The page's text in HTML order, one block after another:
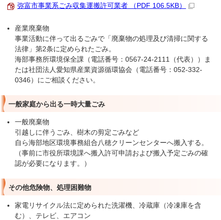
弥富市事業系ごみ収集運搬許可業者 （PDF 106.5KB）
産業廃棄物
事業活動に伴って出るごみで「廃棄物の処理及び清掃に関する
法律」第2条に定められたごみ。
海部事務所環境保全課（電話番号：0567-24-2111（代表））ま
たは社団法人愛知県産業資源循環協会（電話番号：052-332-
0346）にご相談ください。
一般家庭から出る一時大量ごみ
一般廃棄物
引越しに伴うごみ、樹木の剪定ごみなど
自ら海部地区環境事務組合八穂クリーンセンターへ搬入する。
（事前に市役所環境課へ搬入許可申請および搬入予定ごみの確
認が必要になります。）
その他危険物、処理困難物
家電リサイクル法に定められた洗濯機、冷蔵庫（冷凍庫を含
む）、テレビ、エアコン